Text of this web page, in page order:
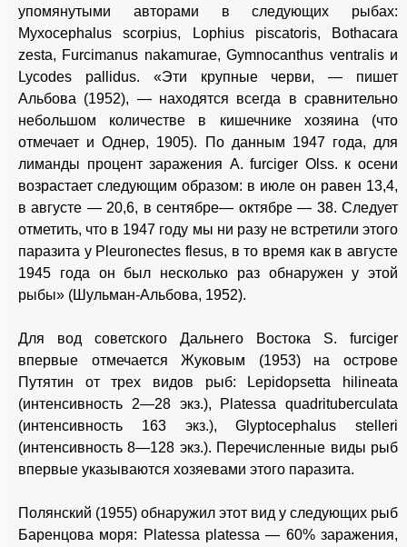
упомянутыми авторами в следующих рыбах:
Myxocephalus scorpius, Lophius piscatoris, Bothacara
zesta, Furcimanus nakamurae, Gymnocanthus ventralis и
Lycodes pallidus. «Эти крупные черви, — пишет
Альбова (1952), — находятся всегда в сравнительно
небольшом количестве в кишечнике хозяина (что
отмечает и Однер, 1905). По данным 1947 года, для
лиманды процент заражения A. furciger Olss. к осени
возрастает следующим образом: в июле он равен 13,4,
в августе — 20,6, в сентябре— октябре — 38. Следует
отметить, что в 1947 году мы ни разу не встретили этого
паразита у Pleuronectes flesus, в то время как в августе
1945 года он был несколько раз обнаружен у этой
рыбы» (Шульман-Альбова, 1952).
Для вод советского Дальнего Востока S. furciger
впервые отмечается Жуковым (1953) на острове
Путятин от трех видов рыб: Lepidopsetta hilineata
(интенсивность 2—28 экз.), Platessa quadrituberculata
(интенсивность 163 экз.), Glyptocephalus stelleri
(интенсивность 8—128 экз.). Перечисленные виды рыб
впервые указываются хозяевами этого паразита.
Полянский (1955) обнаружил этот вид у следующих рыб
Баренцова моря: Platessa platessa — 60% заражения,